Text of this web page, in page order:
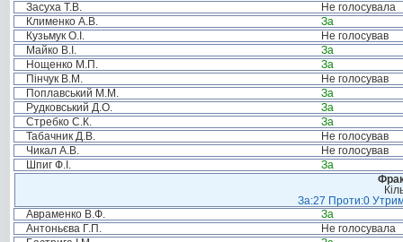
Засуха Т.В.
Не голосувала
Клименко А.В.
За
Кузьмук О.І.
Не голосував
Майко В.І.
За
Нощенко М.П.
За
Пінчук В.М.
Не голосував
Поплавський М.М.
За
Рудковський Д.О.
За
Стребко С.К.
За
Табачник Д.В.
Не голосував
Чикал А.В.
Не голосував
Шпиг Ф.І.
За
За:27 Проти:0
Авраменко В.Ф.
За
Антоньєва Г.П.
Не голосувала